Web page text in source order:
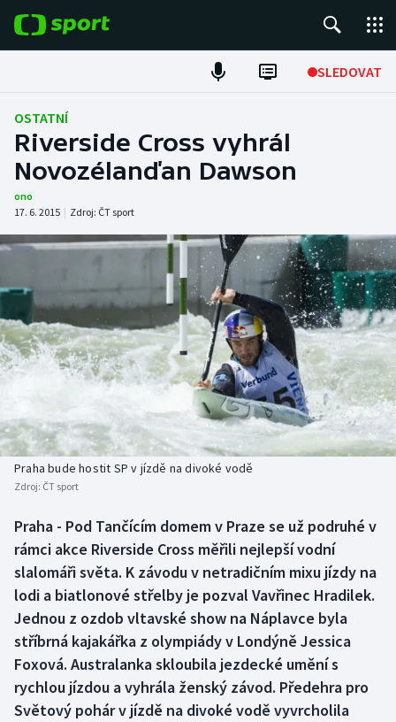
SLEDOVAT
Fotbal
Hokej
Atletika
Cyklistika
DALŠÍ SPORTY
Americký fotbal
Baseball a softbal
Basketbal
Biatlon
Boby a skeleton
Box
Curling
Dostihy
Florbal
NEPŘEHLÉDNĚTE
Historické návraty
Aplikace ČT sport
AZ kvíz
OSTATNÍ
Riverside Cross vyhrál
Novozélanďan Dawson
ono
17. 6. 2015 | Zdroj: ČT sport
Praha bude hostit SP v jízdě na divoké vodě
Zdroj: ČT sport
Praha - Pod Tančícím domem v Praze se už podruhé v
rámci akce Riverside Cross měřili nejlepší vodní
slalomáři světa. K závodu v netradičním mixu jízdy na
lodi a biatlonové střelby je pozval Vavřinec Hradilek.
Jednou z ozdob vltavské show na Náplavce byla
stříbrná kajakářka z olympiády v Londýně Jessica
Foxová. Australanka skloubila jezdecké umění s
rychlou jízdou a vyhrála ženský závod. Předehra pro
Světový pohár v jízdě na divoké vodě vyvrcholila